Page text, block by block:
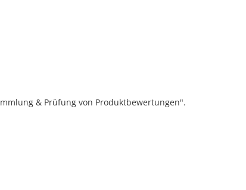
& Prüfung von Produktbewertungen".